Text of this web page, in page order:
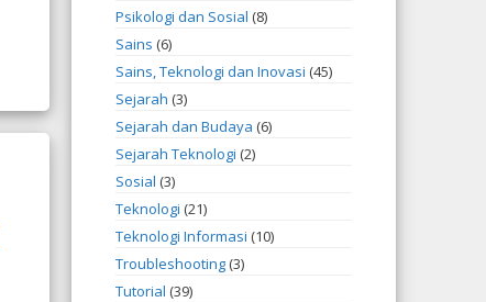
Psikologi dan Sosial (8)
Sains (6)
Sains, Teknologi dan Inovasi (45)
Sejarah (3)
Sejarah dan Budaya (6)
Sejarah Teknologi (2)
Sosial (3)
Teknologi (21)
Teknologi Informasi (10)
Troubleshooting (3)
Tutorial (39)